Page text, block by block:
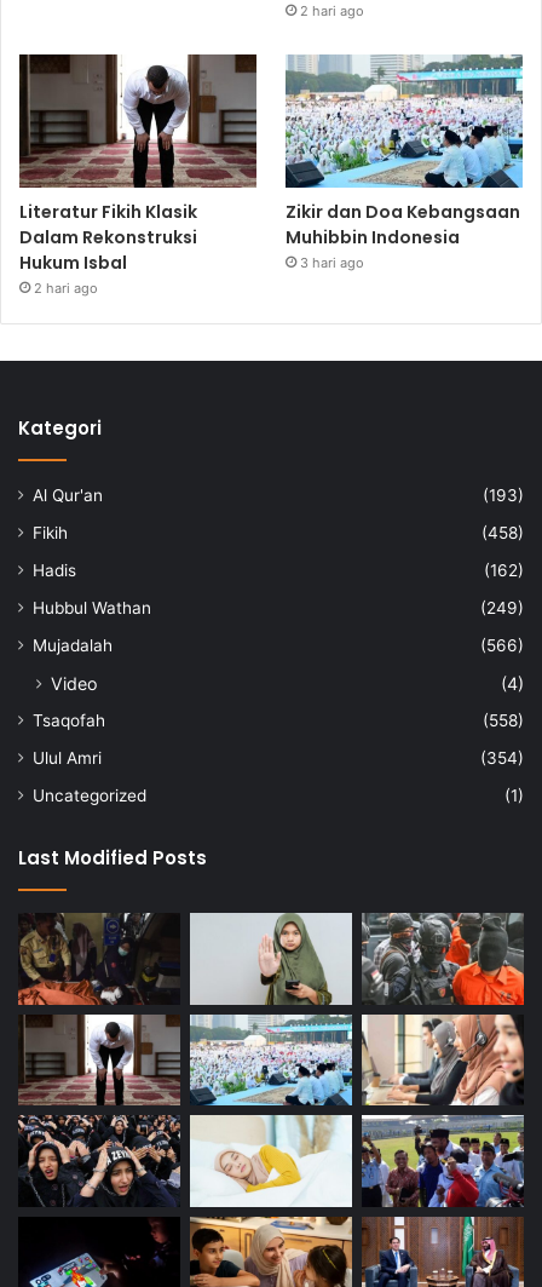
2 hari ago
Literatur Fikih Klasik
Dalam Rekonstruksi
Hukum Isbal
2 hari ago
Zikir dan Doa Kebangsaan
Muhibbin Indonesia
3 hari ago
Kategori
Al Qur'an
(193)
Fikih
(458)
Hadis
(162)
Hubbul Wathan
(249)
Mujadalah
(566)
Video (4)
Tsaqofah
(558)
Ulul Amri
(354)
Uncategorized
(1)
Last Modified Posts